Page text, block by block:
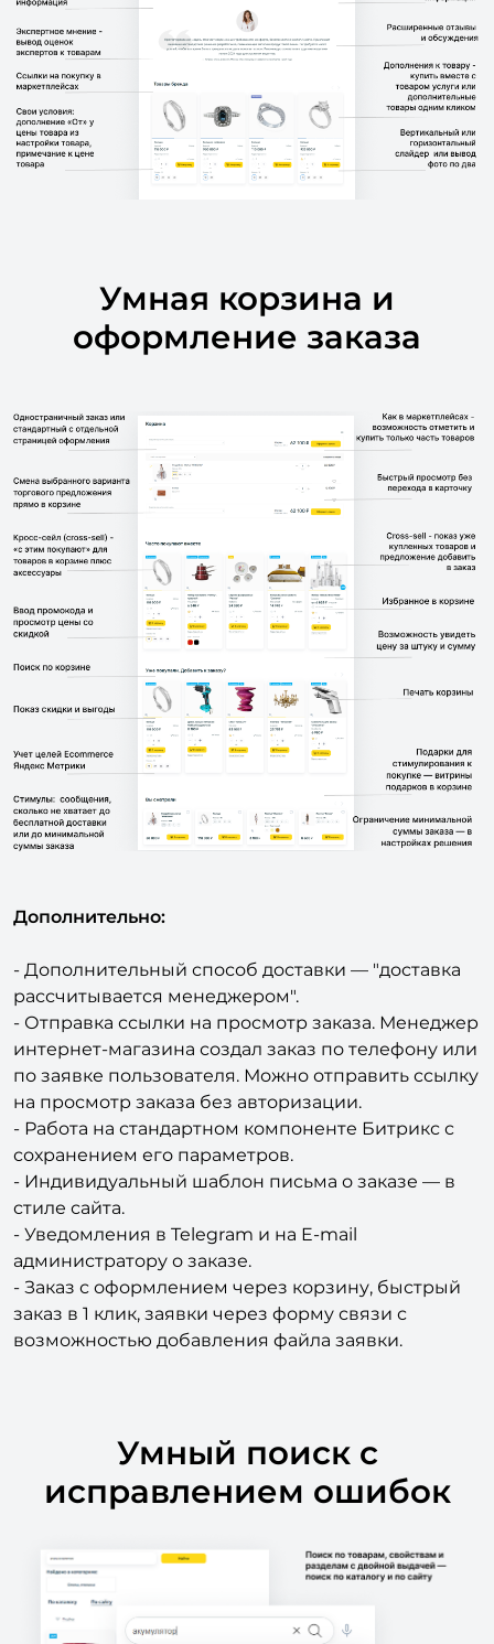
Умная корзина и
оформление заказа
Дополнительно:
- Дополнительный способ доставки — "доставка
рассчитывается менеджером".
- Отправка ссылки на просмотр заказа. Менеджер
интернет-магазина создал заказ по телефону или
по заявке пользователя. Можно отправить ссылку
на просмотр заказа без авторизации.
- Работа на стандартном компоненте Битрикс с
сохранением его параметров.
- Индивидуальный шаблон письма о заказе — в
стиле сайта.
- Уведомления в Telegram и на E-mail
администратору о заказе.
- Заказ с оформлением через корзину, быстрый
заказ в 1 клик, заявки через форму связи с
возможностью добавления файла заявки.
Умный поиск с
исправлением ошибок